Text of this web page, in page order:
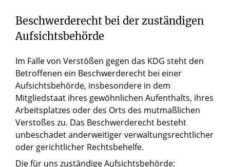
Beschwerderecht bei der zuständigen
Aufsichtsbehörde
Im Falle von Verstößen gegen das KDG steht den
Betroffenen ein Beschwerderecht bei einer
Aufsichtsbehörde, insbesondere in dem
Mitgliedstaat ihres gewöhnlichen Aufenthalts, ihres
Arbeitsplatzes oder des Orts des mutmaßlichen
Verstoßes zu. Das Beschwerderecht besteht
unbeschadet anderweitiger verwaltungsrechtlicher
oder gerichtlicher Rechtsbehelfe.
Die für uns zuständige Aufsichtsbehörde: